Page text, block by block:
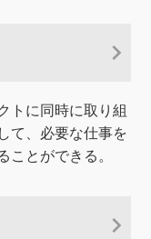
トに同時に取り組
て、必要な仕事を
ことができる。